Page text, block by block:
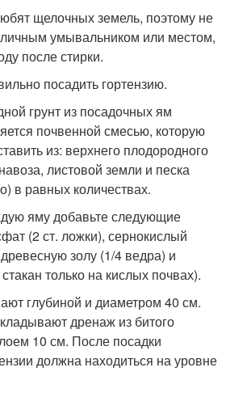
щелочных земель, поэтому не
умывальником или местом,
после стирки.
посадить гортензию.
грунт из посадочных ям
почвенной смесью, которую
из: верхнего плодородного
листовой земли и песка
в равных количествах.
яму добавьте следующие
(2 ст. ложки), сернокислый
золу (1/4 ведра) и
только на кислых почвах).
глубиной и диаметром 40 см.
дренаж из битого
10 см. После посадки
должна находиться на уровне